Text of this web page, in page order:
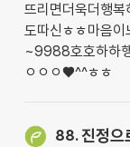
뜨리면더욱더행복
도따신ㅎㅎ마음이
~9988호호하하
ㅇㅇㅇ♥^^ㅎㅎ
88.진정으